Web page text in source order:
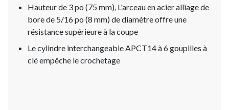
Hauteur de 3 po (75 mm), L'arceau en acier alliage de
bore de 5/16 po (8 mm) de diamètre offre une
résistance supérieure à la coupe
Le cylindre interchangeable APCT14 à 6 goupilles à
clé empêche le crochetage